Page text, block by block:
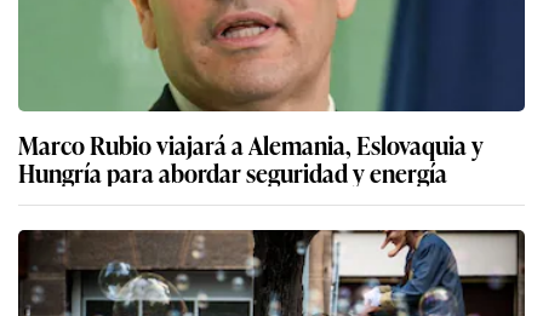
Marco Rubio viajará a Alemania, Eslovaquia y
Hungría para abordar seguridad y energía